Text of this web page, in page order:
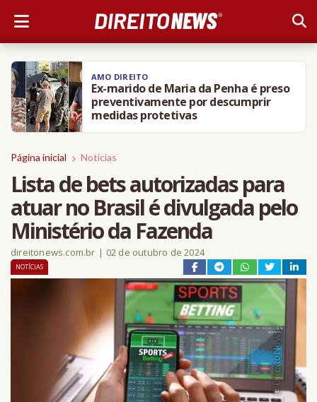
AMO DIREITO
Moraes rejeita pedido da defesa de
Bolsonaro para receber visitas de
filhos no Dia dos Pais
Página inicial Notícias
Lista de bets autorizadas para
atuar no Brasil é divulgada pelo
Ministério da Fazenda
direitonews.com.br | 02 de outubro de 2024
NOTÍCIAS